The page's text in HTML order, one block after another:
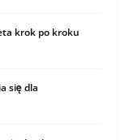
krok po kroku
się dla